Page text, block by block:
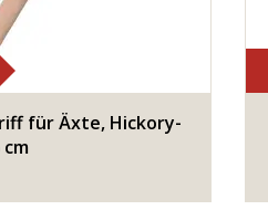
für Äxte, Hickory-
cm